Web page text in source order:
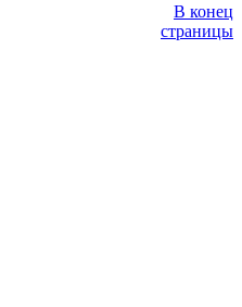
В конец
страницы